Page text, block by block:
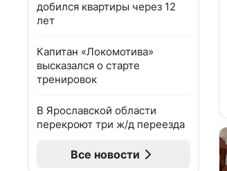
добился квартиры через 12
лет
Капитан «Локомотива»
высказался о старте
тренировок
В Ярославской области
перекроют три ж/д переезда
Все новости